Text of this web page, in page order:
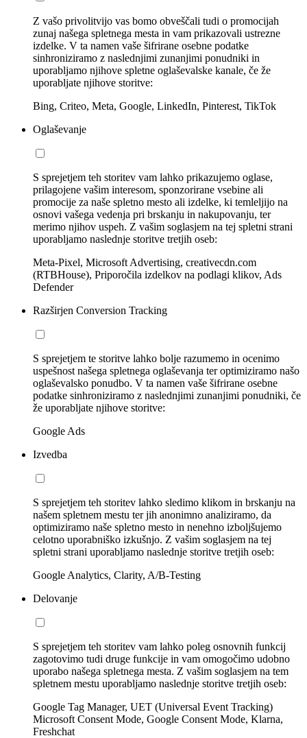
Z vašo privolitvijo vas bomo obveščali tudi o promocijah
zunaj našega spletnega mesta in vam prikazovali ustrezne
izdelke. V ta namen vaše šifrirane osebne podatke
sinhroniziramo z naslednjimi zunanjimi ponudniki in
uporabljamo njihove spletne oglaševalske kanale, če že
uporabljate njihove storitve:
Bing, Criteo, Meta, Google, LinkedIn, Pinterest, TikTok
Oglaševanje
S sprejetjem teh storitev vam lahko prikazujemo oglase,
prilagojene vašim interesom, sponzorirane vsebine ali
promocije za naše spletno mesto ali izdelke, ki temleljijo na
osnovi vašega vedenja pri brskanju in nakupovanju, ter
merimo njihov uspeh. Z vašim soglasjem na tej spletni strani
uporabljamo naslednje storitve tretjih oseb:
Meta-Pixel, Microsoft Advertising, creativecdn.com
(RTBHouse), Priporočila izdelkov na podlagi klikov, Ads
Defender
Razširjen Conversion Tracking
S sprejetjem te storitve lahko bolje razumemo in ocenimo
uspešnost našega spletnega oglaševanja ter optimiziramo našo
oglaševalsko ponudbo. V ta namen vaše šifrirane osebne
podatke sinhroniziramo z naslednjimi zunanjimi ponudniki, če
že uporabljate njihove storitve:
Google Ads
Izvedba
S sprejetjem teh storitev lahko sledimo klikom in brskanju na
našem spletnem mestu ter jih anonimno analiziramo, da
optimiziramo naše spletno mesto in nenehno izboljšujemo
celotno uporabniško izkušnjo. Z vašim soglasjem na tej
spletni strani uporabljamo naslednje storitve tretjih oseb:
Google Analytics, Clarity, A/B-Testing
Delovanje
S sprejetjem teh storitev vam lahko poleg osnovnih funkcij
zagotovimo tudi druge funkcije in vam omogočimo udobno
uporabo našega spletnega mesta. Z vašim soglasjem na tem
spletnem mestu uporabljamo naslednje storitve tretjih oseb:
Google Tag Manager, UET (Universal Event Tracking)
Microsoft Consent Mode, Google Consent Mode, Klarna,
Freshchat